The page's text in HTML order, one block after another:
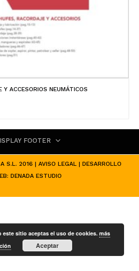
Y ACCESORIOS NEUMÁTICOS
FOOTER
S.L. 2016 | AVISO LEGAL | DESARROLLO
DENADA ESTUDIO
este sitio aceptas el uso de cookies.más
Aceptar